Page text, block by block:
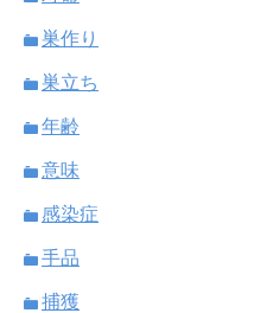
巣作り
巣立ち
年齢
意味
感染症
手品
捕獲